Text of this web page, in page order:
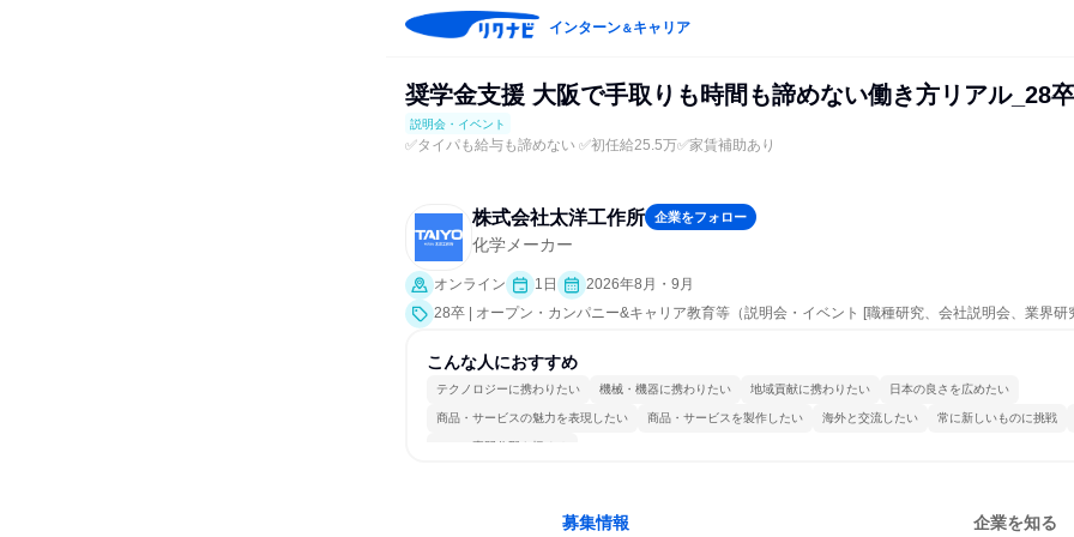
インターン＆キャリア
奨学金支援 大阪で手取りも時間も諦めない働き方リアル_28卒
説明会・イベント
✅タイパも給与も諦めない ✅初任給25.5万✅家賃補助あり
株式会社太洋工作所 企業をフォロー
化学メーカー
オンライン 1日
2026年8月・9月
28卒 | オープン・カンパニー&キャリア教育等（説明会・イベント [職種研究、会社説明会、業界研
こんな人におすすめ
テクノロジーに携わりたい 機械・機器に携わりたい 地域貢献に携わりたい 日本の良さを広めたい
商品・サービスの魅力を表現したい 商品・サービスを製作したい 海外と交流したい 常に新しいものに挑戦
一つの専門分野を極める
募集情報 企業を知る